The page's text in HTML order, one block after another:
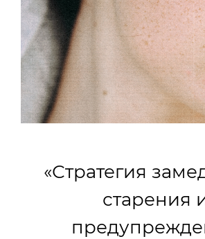
«Стратегия
старения